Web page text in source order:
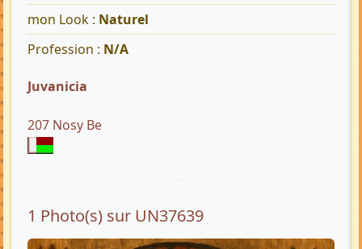
mon Look : Naturel
Profession : N/A
Juvanicia
207 Nosy Be
1 Photo(s) sur UN37639